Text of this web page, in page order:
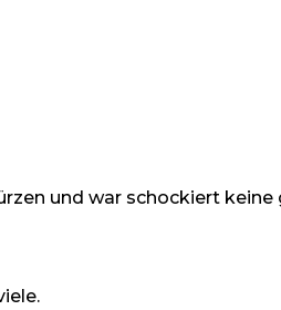
und war schockiert